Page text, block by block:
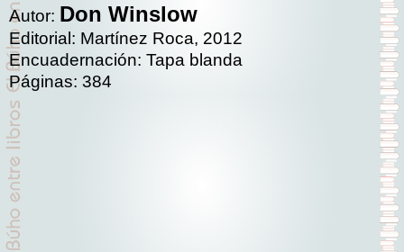
Autor: Don Winslow
Editorial: Martínez Roca, 2012
Encuadernación: Tapa blanda
Páginas: 384